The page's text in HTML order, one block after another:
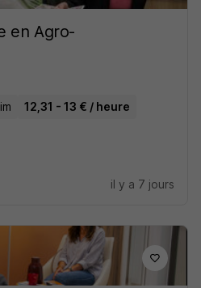
en Agro-
12,31 - 13 € / heure
il y a 7 jours